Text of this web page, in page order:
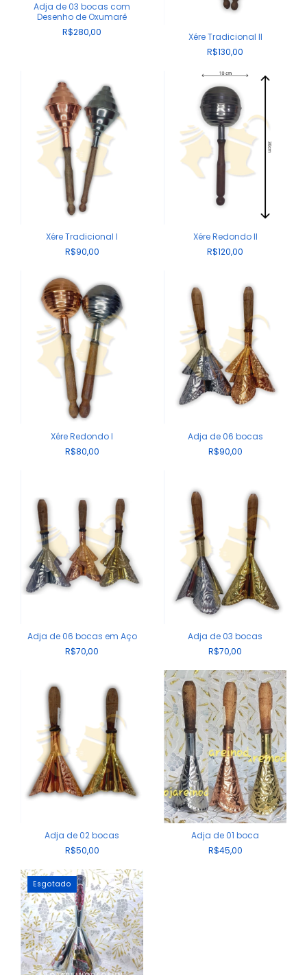
Adja de 03 bocas com
Desenho de Oxumarê
R$280,00
Xére Tradicional II
R$130,00
Xére Tradicional I
R$90,00
Xére Redondo II
R$120,00
Xére Redondo I
R$80,00
Adja de 06 bocas
R$90,00
Adja de 06 bocas em Aço
R$70,00
Adja de 03 bocas
R$70,00
Adja de 02 bocas
R$50,00
Adja de 01 boca
R$45,00
Esgotado